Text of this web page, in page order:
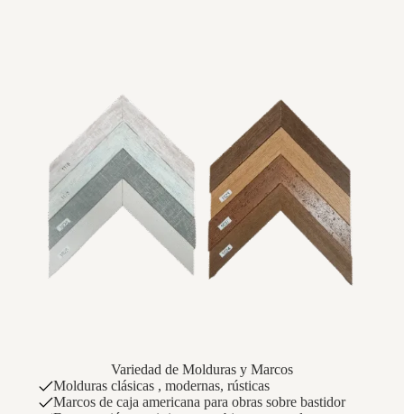
Variedad de Molduras y Marcos
Molduras clásicas , modernas, rústicas
Marcos de caja americana para obras sobre bastidor